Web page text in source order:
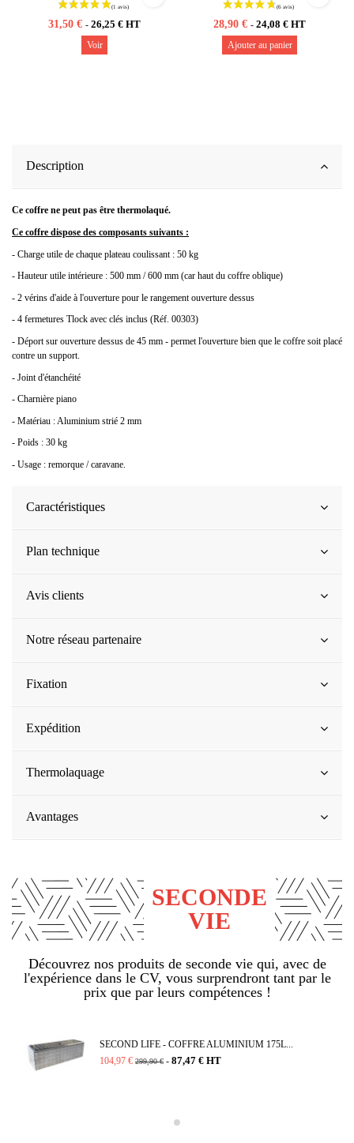
31,50 € - 26,25 € HT
Voir
28,90 € - 24,08 € HT
Ajouter au panier
Description
Ce coffre ne peut pas être thermolaqué.
Ce coffre dispose des composants suivants :
- Charge utile de chaque plateau coulissant : 50 kg
- Hauteur utile intérieure : 500 mm / 600 mm (car haut du coffre oblique)
- 2 vérins d'aide à l'ouverture pour le rangement ouverture dessus
- 4 fermetures Tlock avec clés inclus (Réf. 00303)
- Déport sur ouverture dessus de 45 mm - permet l'ouverture bien que le coffre soit placé
contre un support.
- Joint d'étanchéité
- Charnière piano
- Matériau : Aluminium strié 2 mm
- Poids : 30 kg
- Usage : remorque / caravane.
Caractéristiques
Plan technique
Avis clients
Notre réseau partenaire
Fixation
Expédition
Thermolaquage
Avantages
SECONDE
VIE
Découvrez nos produits de seconde vie qui, avec de
l'expérience dans le CV, vous surprendront tant par le
prix que par leurs compétences !
SECOND LIFE - COFFRE ALUMINIUM 175L...
104,97 € 299,90 € - 87,47 € HT